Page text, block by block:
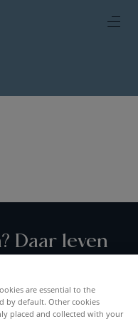
Daar leven
are essential to the
by default. Other cookies
placed and collected with your